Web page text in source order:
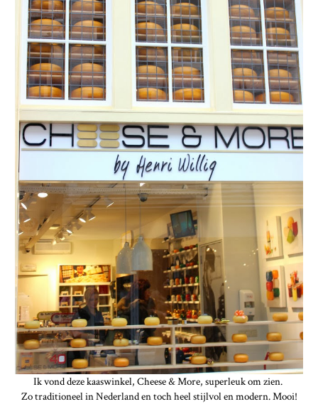
Ik vond deze kaaswinkel, Cheese & More, superleuk om zien.
Zo traditioneel in Nederland en toch heel stijlvol en modern. Mooi!